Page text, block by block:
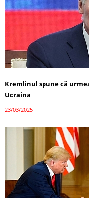
Kremlinul spune că
Ucraina
23/03/2025